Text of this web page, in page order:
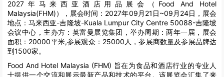
2027年马来西亚酒店用品展会（Food And Hotel
Malaysia(FHM)），展会时间：2027年09月21日~09月24日，展会
地点：马来西亚-吉隆坡-Kuala Lumpur City Centre 50088-吉隆坡
会议中心，主办方：英富曼展览集团，举办周期：两年一届，展会
面积：20000平米,参展观众：25000人，参展商数量及参展品牌达
到1500家。
Food And Hotel Malaysia (FHM) 旨在为食品和酒店行业的专业人
士提供一个交流和展示最新产品和技术的平台。该展览会汇集了来